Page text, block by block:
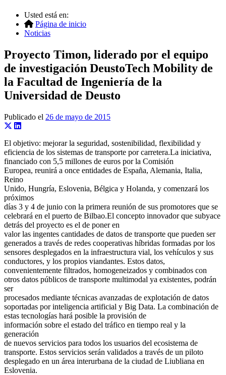
Usted está en:
Página de inicio
Noticias
Proyecto Timon, liderado por el equipo
de investigación DeustoTech Mobility de
la Facultad de Ingeniería de la
Universidad de Deusto
Publicado el 26 de mayo de 2015
El objetivo: mejorar la seguridad, sostenibilidad, flexibilidad y
eficiencia de los sistemas de transporte por carretera.La iniciativa,
financiado con 5,5 millones de euros por la Comisión
Europea, reunirá a once entidades de España, Alemania, Italia,
Reino
Unido, Hungría, Eslovenia, Bélgica y Holanda, y comenzará los
próximos
días 3 y 4 de junio con la primera reunión de sus promotores que se
celebrará en el puerto de Bilbao.El concepto innovador que subyace
detrás del proyecto es el de poner en
valor las ingentes cantidades de datos de transporte que pueden ser
generados a través de redes cooperativas híbridas formadas por los
sensores desplegados en la infraestructura vial, los vehículos y sus
conductores, y los propios viandantes. Estos datos,
convenientemente filtrados, homogeneizados y combinados con
otros datos públicos de transporte multimodal ya existentes, podrán
ser
procesados mediante técnicas avanzadas de explotación de datos
soportadas por inteligencia artificial y Big Data. La combinación de
estas tecnologías hará posible la provisión de
información sobre el estado del tráfico en tiempo real y la
generación
de nuevos servicios para todos los usuarios del ecosistema de
transporte. Estos servicios serán validados a través de un piloto
desplegado en un área interurbana de la ciudad de Liubliana en
Eslovenia.